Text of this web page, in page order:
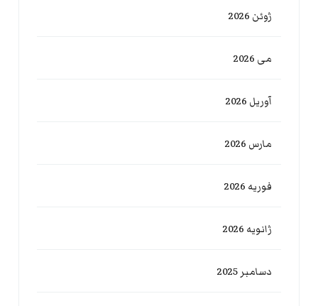
ژوئن 2026
می 2026
آوریل 2026
مارس 2026
فوریه 2026
ژانویه 2026
دسامبر 2025